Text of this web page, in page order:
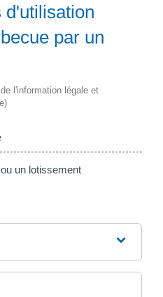
d'utilisation
par un
l'information légale et
un lotissement